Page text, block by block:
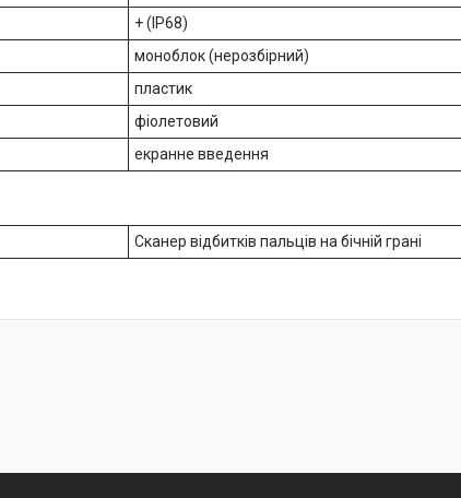
+ (IP68)
моноблок (нерозбірний)
пластик
фіолетовий
екранне введення
Сканер відбитків пальців на бічній грані